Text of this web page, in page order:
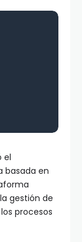
el
basada en
gestión de
procesos